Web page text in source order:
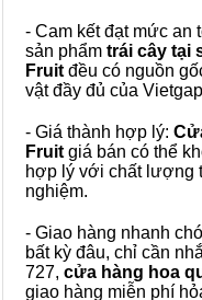
- Cam kết đạt mức an
sản phẩm trái cây tại
Fruit đều có nguồn
vật đầy đủ của
- Giá thành hợp lý:
Fruit giá bán có thể
hợp lý với chất lượng
nghiệm.
- Giao hàng nhanh
bất kỳ đâu, chỉ cần
727, cửa hàng hoa
giao hàng miễn phí